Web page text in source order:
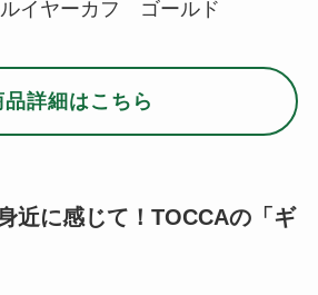
ルイヤーカフ ゴールド
品詳細はこちら
近に感じて！TOCCAの「ギ